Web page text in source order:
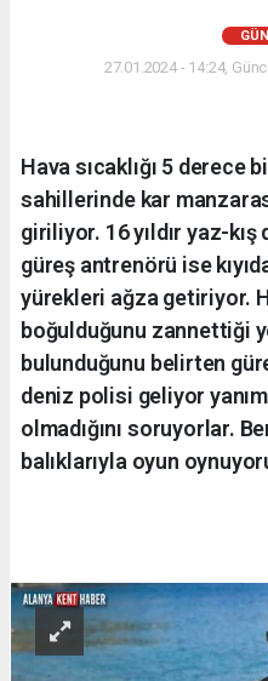
27.01.2024 - 14:24,
Hava sıcaklığı 5 derece
sahillerinde kar
giriliyor. 16 yıldır yaz-
güreş antrenörü ise
yürekleri ağza getiriyor.
boğulduğunu zannettiği
bulunduğunu belirten
deniz polisi geliyor
olmadığını soruyorlar.
balıklarıyla oyun